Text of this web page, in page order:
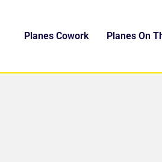
Planes Cowork Planes On